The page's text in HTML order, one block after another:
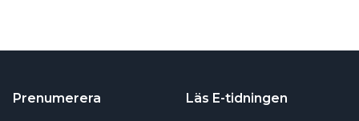
Prenumerera Läs E-tidningen